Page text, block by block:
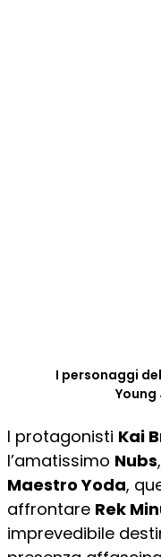
I personaggi
Young
I protagonisti Kai
l’amatissimo Nubs
Maestro Yoda,
affrontare Rek
imprevedibile